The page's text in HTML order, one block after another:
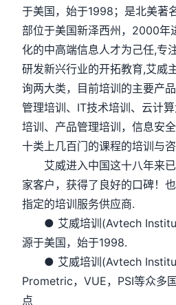
于美国，始于1998；是北美著
部位于美国新泽西州，2000年
化的中高端信息人才为己任,专
研发新兴行业的开拓教育,艾威
询两大类，目前培训的主要产
管理培训、IT技术培训、云计
培训、产品管理培训，信息安
十类上几百门的课程的培训与咨
艾威进入中国这十八年来已
家客户，获得了良好的口碑！
指定的培训服务供应商.
● 艾威培训(Avtech
源于美国，始于1998.
● 艾威培训(Avtech
Prometric，VUE，PSI等众多
点